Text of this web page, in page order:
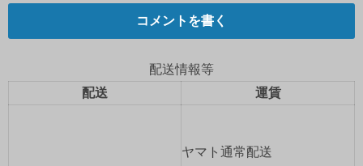
ビ
ー
コメントを書く
配送情報等
配送
運賃
ヤマト通常配送